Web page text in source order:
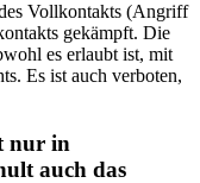
Vollkontakts (Angriff
gekämpft. Die
es erlaubt ist, mit
Es ist auch verboten,
nur in
auch das